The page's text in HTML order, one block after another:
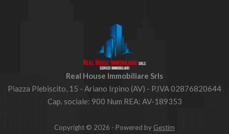
Real House Immobiliare Srls
Piazza Plebiscito, 15 - Ariano Irpino (AV) - P.IVA 02876820644
Cap. sociale: 900 Num REA: AV-189353
Copyright © 2026 - Powered by Gestim